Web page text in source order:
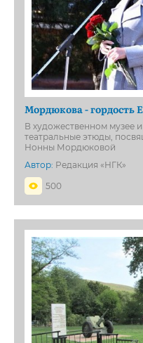
Мордюкова - гордость
В художественном музее
театральные этюды,
Нонны Мордюковой
Автор: Редакция «НГК»
500